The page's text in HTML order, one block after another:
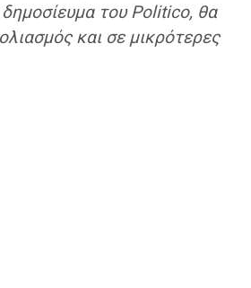
του Politico, θα
και σε μικρότερες